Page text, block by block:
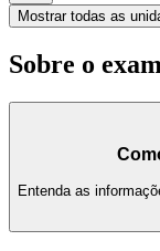
Mostrar todas as
Sobre o
Entenda as